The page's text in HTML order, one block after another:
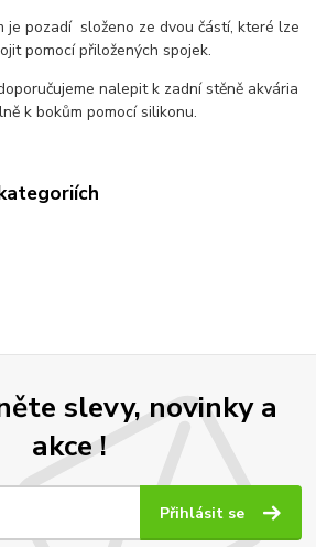
je pozadí složeno ze dvou částí, které lze
pomocí přiložených spojek.
nalepit k zadní stěně akvária
k bokům pomocí silikonu.
slevy, novinky a
akce !
Přihlásit se